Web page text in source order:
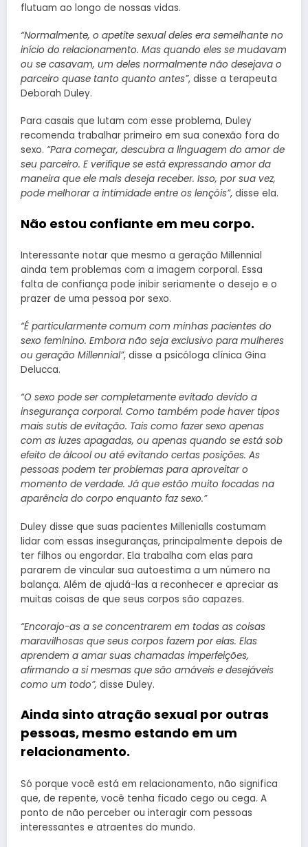
flutuam ao longo de nossas vidas.
“Normalmente, o apetite sexual deles era semelhante no
início do relacionamento. Mas quando eles se mudavam
ou se casavam, um deles normalmente não desejava o
parceiro quase tanto quanto antes”, disse a terapeuta
Deborah Duley.
Para casais que lutam com esse problema, Duley
recomenda trabalhar primeiro em sua conexão fora do
sexo. “Para começar, descubra a linguagem do amor de
seu parceiro. E verifique se está expressando amor da
maneira que ele mais deseja receber. Isso, por sua vez,
pode melhorar a intimidade entre os lençóis”, disse ela.
Não estou confiante em meu corpo.
Interessante notar que mesmo a geração Millennial
ainda tem problemas com a imagem corporal. Essa
falta de confiança pode inibir seriamente o desejo e o
prazer de uma pessoa por sexo.
“É particularmente comum com minhas pacientes do
sexo feminino. Embora não seja exclusivo para mulheres
ou geração Millennial”, disse a psicóloga clínica Gina
Delucca.
“O sexo pode ser completamente evitado devido a
insegurança corporal. Como também pode haver tipos
mais sutis de evitação. Tais como fazer sexo apenas
com as luzes apagadas, ou apenas quando se está sob
efeito de álcool ou até evitando certas posições. As
pessoas podem ter problemas para aproveitar o
momento de verdade. Já que estão muito focadas na
aparência do corpo enquanto faz sexo.”
Duley disse que suas pacientes Millenialls costumam
lidar com essas inseguranças, principalmente depois de
ter filhos ou engordar. Ela trabalha com elas para
pararem de vincular sua autoestima a um número na
balança. Além de ajudá-las a reconhecer e apreciar as
muitas coisas de que seus corpos são capazes.
“Encorajo-as a se concentrarem em todas as coisas
maravilhosas que seus corpos fazem por elas. Elas
aprendem a amar suas chamadas imperfeições,
afirmando a si mesmas que são amáveis e desejáveis
como um todo”, disse Duley.
Ainda sinto atração sexual por outras
pessoas, mesmo estando em um
relacionamento.
Só porque você está em relacionamento, não significa
que, de repente, você tenha ficado cego ou cega. A
ponto de não perceber ou interagir com pessoas
interessantes e atraentes do mundo.